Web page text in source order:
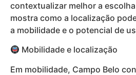
contextualizar melhor a
mostra como a localização
a mobilidade e o potencial de
Mobilidade e localização
Em mobilidade, Campo Belo